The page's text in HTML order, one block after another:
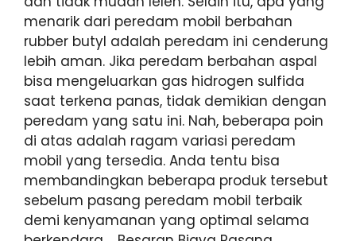
menarik dari peredam mobil berbahan
rubber butyl adalah peredam ini cenderung
lebih aman. Jika peredam berbahan aspal
bisa mengeluarkan gas hidrogen sulfida
saat terkena panas, tidak demikian dengan
peredam yang satu ini. Nah, beberapa poin
di atas adalah ragam variasi peredam
mobil yang tersedia. Anda tentu bisa
membandingkan beberapa produk tersebut
sebelum pasang peredam mobil terbaik
demi kenyamanan yang optimal selama